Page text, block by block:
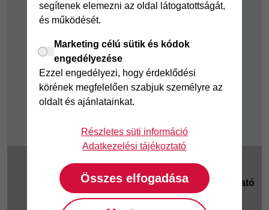
segítenek elemezni az oldal látogatottságát,
és működését.
Marketing célú sütik és kódok
engedélyezése
Ezzel engedélyezi, hogy érdeklődési
körének megfelelően szabjuk személyre az
oldalt és ajánlatainkat.
Részletes süti információ
Adatkezelési tájékoztató
Összes elfogadása
Zöldebb Környezetért
Cofidis Bank a
Zöldebb Jövőért
Biztonságos
pénzügyek
Fizetési nehézség
2025 © Magyar
Cofidis Bank Zrt.
1062 Budapest,
Cookie beállítások
Adatkezelési tájékoztató